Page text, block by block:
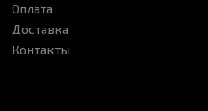
Оплата
Доставка
Контакты